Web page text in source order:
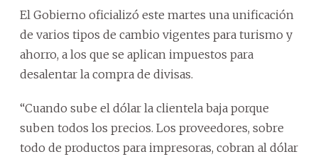
El Gobierno oficializó este martes una unificación
de varios tipos de cambio vigentes para turismo y
ahorro, a los que se aplican impuestos para
desalentar la compra de divisas.
“Cuando sube el dólar la clientela baja porque
suben todos los precios. Los proveedores, sobre
todo de productos para impresoras, cobran al dólar